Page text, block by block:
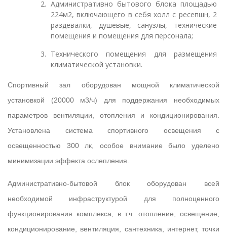
Административно бытового блока площадью
224м2, включающего в себя холл с ресепшн, 2
раздевалки, душевые, санузлы, технические
помещения и помещения для персонала;
Технического помещения для размещения
климатической установки.
Спортивный зал оборудован мощной климатической
установкой (20000 м3/ч) для поддержания необходимых
параметров вентиляции, отопления и кондиционирования.
Установлена система спортивного освещения с
освещенностью 300 лк, особое внимание было уделено
минимизации эффекта ослепления.
Административно-бытовой блок оборудован всей
необходимой инфраструктурой для полноценного
функционирования комплекса, в т.ч. отопление, освещение,
кондиционирование, вентиляция, сантехника, интернет, точки